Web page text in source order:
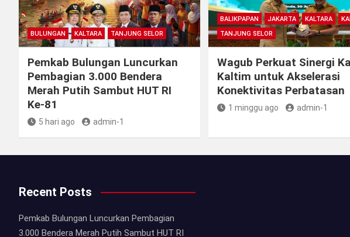
BULUNGAN KALTARA TANJUNG SELOR
Pemkab Bulungan Luncurkan
Pembagian 3.000 Bendera
Merah Putih Sambut HUT RI
Ke-81
5 hari ago admin-1
BALIKPAPAN JAKARTA KALTARA
TANJUNG SELOR
Wagub Perkuat Sinergi
Kaltim untuk Akselerasi
Konektivitas Perbatasan
1 minggu ago admin-1
Recent Posts
Pemkab Bulungan Luncurkan Pembagian
3.000 Bendera Merah Putih Sambut HUT RI